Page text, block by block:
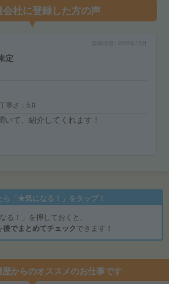
会社に登録した方の声
2025年10月
定
寧さ 5.0
て、紹介してくれます！
ら「★気になる！」をタップ！
る！」を押しておくと、
後でまとめてチェックできます！
からのオススメのお仕事です